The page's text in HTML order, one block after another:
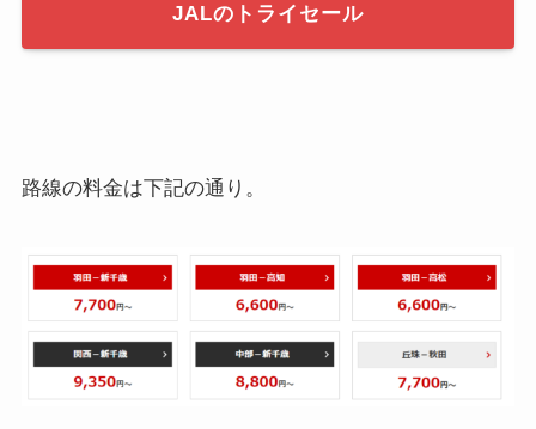
JALのトライセール
路線の料金は下記の通り。